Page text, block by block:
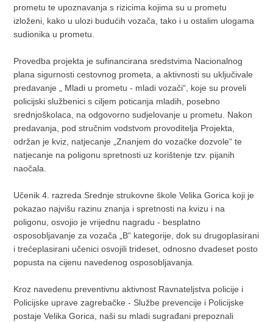
prometu te upoznavanja s rizicima kojima su u prometu
izloženi, kako u ulozi budućih vozača, tako i u ostalim ulogama
sudionika u prometu.
Provedba projekta je sufinancirana sredstvima Nacionalnog
plana sigurnosti cestovnog prometa, a aktivnosti su uključivale
predavanje „ Mladi u prometu - mladi vozači“, koje su proveli
policijski službenici s ciljem poticanja mladih, posebno
srednjoškolaca, na odgovorno sudjelovanje u prometu. Nakon
predavanja, pod stručnim vodstvom provoditelja Projekta,
održan je kviz, natjecanje „Znanjem do vozačke dozvole“ te
natjecanje na poligonu spretnosti uz korištenje tzv. pijanih
naočala.
Učenik 4. razreda Srednje strukovne škole Velika Gorica koji je
pokazao najvišu razinu znanja i spretnosti na kvizu i na
poligonu, osvojio je vrijednu nagradu - besplatno
osposobljavanje za vozača „B“ kategorije, dok su drugoplasirani
i trećeplasirani učenici osvojili trideset, odnosno dvadeset posto
popusta na cijenu navedenog osposobljavanja.
Kroz navedenu preventivnu aktivnost Ravnateljstva policije i
Policijske uprave zagrebačke - Službe prevencije i Policijske
postaje Velika Gorica, naši su mladi sugrađani prepoznali